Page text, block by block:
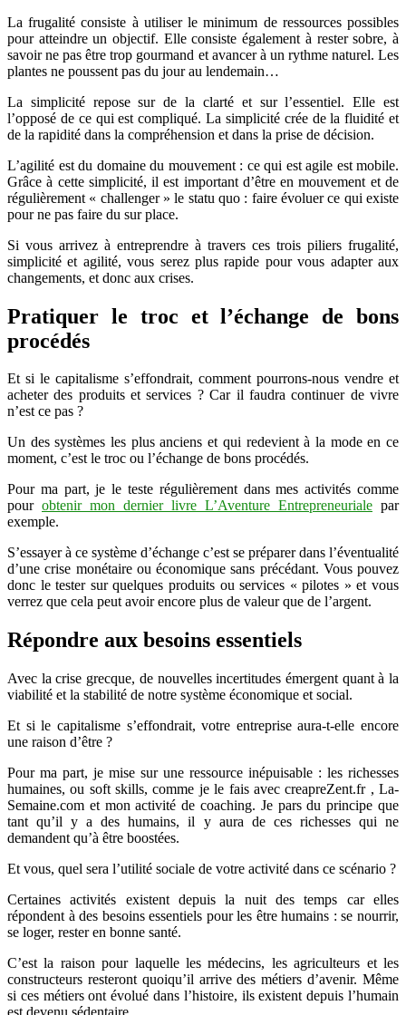
La frugalité consiste à utiliser le minimum de ressources possibles
pour atteindre un objectif. Elle consiste également à rester sobre, à
savoir ne pas être trop gourmand et avancer à un rythme naturel. Les
plantes ne poussent pas du jour au lendemain…
La simplicité repose sur de la clarté et sur l’essentiel. Elle est
l’opposé de ce qui est compliqué. La simplicité crée de la fluidité et
de la rapidité dans la compréhension et dans la prise de décision.
L’agilité est du domaine du mouvement : ce qui est agile est mobile.
Grâce à cette simplicité, il est important d’être en mouvement et de
régulièrement « challenger » le statu quo : faire évoluer ce qui existe
pour ne pas faire du sur place.
Si vous arrivez à entreprendre à travers ces trois piliers frugalité,
simplicité et agilité, vous serez plus rapide pour vous adapter aux
changements, et donc aux crises.
Pratiquer le troc et l’échange de bons
procédés
Et si le capitalisme s’effondrait, comment pourrons-nous vendre et
acheter des produits et services ? Car il faudra continuer de vivre
n’est ce pas ?
Un des systèmes les plus anciens et qui redevient à la mode en ce
moment, c’est le troc ou l’échange de bons procédés.
Pour ma part, je le teste régulièrement dans mes activités comme
pour obtenir mon dernier livre L’Aventure Entrepreneuriale par
exemple.
S’essayer à ce système d’échange c’est se préparer dans l’éventualité
d’une crise monétaire ou économique sans précédant. Vous pouvez
donc le tester sur quelques produits ou services « pilotes » et vous
verrez que cela peut avoir encore plus de valeur que de l’argent.
Répondre aux besoins essentiels
Avec la crise grecque, de nouvelles incertitudes émergent quant à la
viabilité et la stabilité de notre système économique et social.
Et si le capitalisme s’effondrait, votre entreprise aura-t-elle encore
une raison d’être ?
Pour ma part, je mise sur une ressource inépuisable : les richesses
humaines, ou soft skills, comme je le fais avec creapreZent.fr , La-
Semaine.com et mon activité de coaching. Je pars du principe que
tant qu’il y a des humains, il y aura de ces richesses qui ne
demandent qu’à être boostées.
Et vous, quel sera l’utilité sociale de votre activité dans ce scénario ?
Certaines activités existent depuis la nuit des temps car elles
répondent à des besoins essentiels pour les être humains : se nourrir,
se loger, rester en bonne santé.
C’est la raison pour laquelle les médecins, les agriculteurs et les
constructeurs resteront quoiqu’il arrive des métiers d’avenir. Même
si ces métiers ont évolué dans l’histoire, ils existent depuis l’humain